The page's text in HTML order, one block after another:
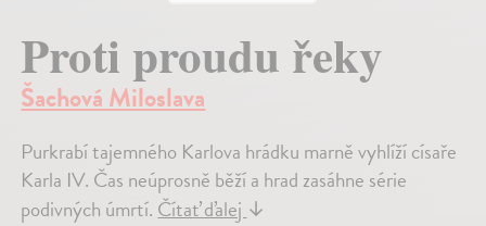
Proti proudu řeky
Šachová Miloslava
Purkrabí tajemného Karlova hrádku marně vyhlíží císaře
Karla IV. Čas neúprosně běží a hrad zasáhne série
podivných úmrtí.Čítať ďalej↓